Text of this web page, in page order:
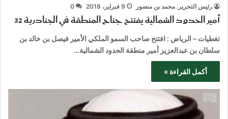
رئيس التحرير: محمد بن منصور 9 فبراير، 2018 0
أمير الحدود الشمالية يفتتح جناح المنطقة في الجنادرية 32
تغطيات – الرياض : افتتح صاحب السمو الملكي الأمير فيصل بن خالد بن
سلطان بن عبدالعزيز أمير منطقة الحدود الشمالية…
أكمل القراءة »